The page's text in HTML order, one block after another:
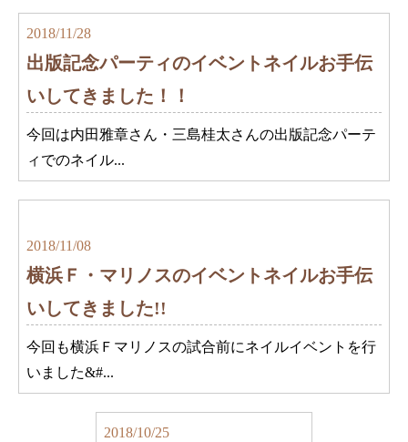
2018/11/28
出版記念パーティのイベントネイルお手伝
いしてきました！！
今回は内田雅章さん・三島桂太さんの出版記念パーテ
ィでのネイル...
2018/11/08
横浜Ｆ・マリノスのイベントネイルお手伝
いしてきました!!
今回も横浜Ｆマリノスの試合前にネイルイベントを行
いました&#...
2018/10/25